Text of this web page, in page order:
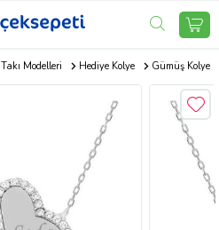
Takı Modelleri Hediye Kolye Gümüş Kolye